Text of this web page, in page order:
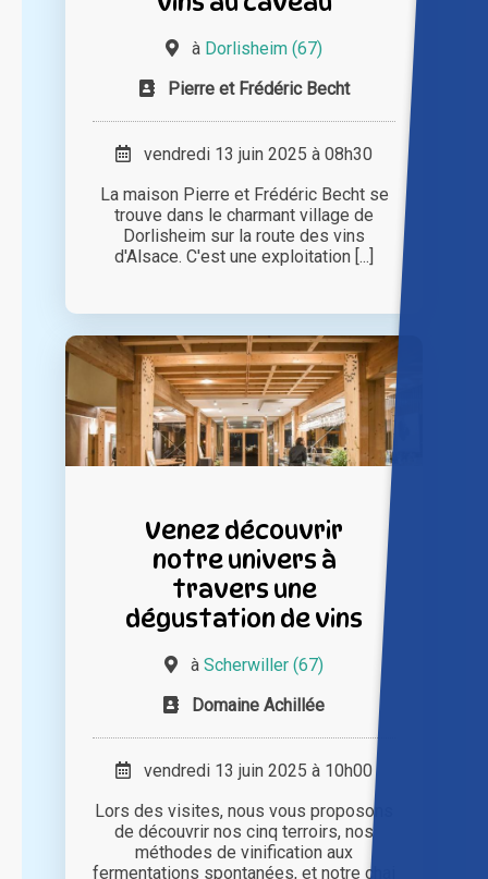
à Dorlisheim (67)
Pierre et Frédéric Becht
vendredi 13 juin 2025 à 08h30
La maison Pierre et Frédéric Becht se
trouve dans le charmant village de
Dorlisheim sur la route des vins
d'Alsace. C'est une exploitation [...]
Venez découvrir
notre univers à
travers une
dégustation de vins
à Scherwiller (67)
Domaine Achillée
vendredi 13 juin 2025 à 10h00
Lors des visites, nous vous proposons
de découvrir nos cinq terroirs, nos
méthodes de vinification aux
fermentations spontanées, et notre chai